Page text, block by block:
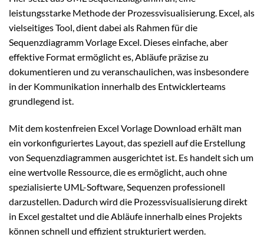
leistungsstarke Methode der Prozessvisualisierung. Excel, als
vielseitiges Tool, dient dabei als Rahmen für die
Sequenzdiagramm Vorlage Excel. Dieses einfache, aber
effektive Format ermöglicht es, Abläufe präzise zu
dokumentieren und zu veranschaulichen, was insbesondere
in der Kommunikation innerhalb des Entwicklerteams
grundlegend ist.
Mit dem kostenfreien Excel Vorlage Download erhält man
ein vorkonfiguriertes Layout, das speziell auf die Erstellung
von Sequenzdiagrammen ausgerichtet ist. Es handelt sich um
eine wertvolle Ressource, die es ermöglicht, auch ohne
spezialisierte UML-Software, Sequenzen professionell
darzustellen. Dadurch wird die Prozessvisualisierung direkt
in Excel gestaltet und die Abläufe innerhalb eines Projekts
können schnell und effizient strukturiert werden.